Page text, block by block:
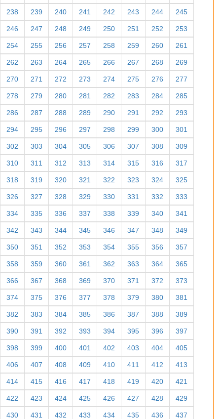
238 239 240 241 242 243 244 245
246 247 248 249 250 251 252 253
254 255 256 257 258 259 260 261
262 263 264 265 266 267 268 269
270 271 272 273 274 275 276 277
278 279 280 281 282 283 284 285
286 287 288 289 290 291 292 293
294 295 296 297 298 299 300 301
302 303 304 305 306 307 308 309
310 311 312 313 314 315 316 317
318 319 320 321 322 323 324 325
326 327 328 329 330 331 332 333
334 335 336 337 338 339 340 341
342 343 344 345 346 347 348 349
350 351 352 353 354 355 356 357
358 359 360 361 362 363 364 365
366 367 368 369 370 371 372 373
374 375 376 377 378 379 380 381
382 383 384 385 386 387 388 389
390 391 392 393 394 395 396 397
398 399 400 401 402 403 404 405
406 407 408 409 410 411 412 413
414 415 416 417 418 419 420 421
422 423 424 425 426 427 428 429
430 431 432 433 434 435 436 437